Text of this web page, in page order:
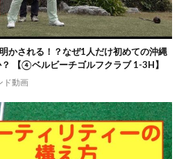
かされる！？なぜ1人だけ初めての沖縄
【④ベルビーチゴルフクラブ 1-3H】
ド動画